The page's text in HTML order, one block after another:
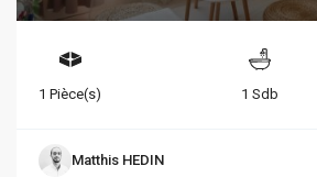
1 Pièce(s) 1 Sdb
Matthis HEDIN